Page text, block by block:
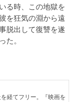
る時、この地獄を
を狂気の淵から遠
脱出して復讐を遂
た。
経てフリー。『映画を